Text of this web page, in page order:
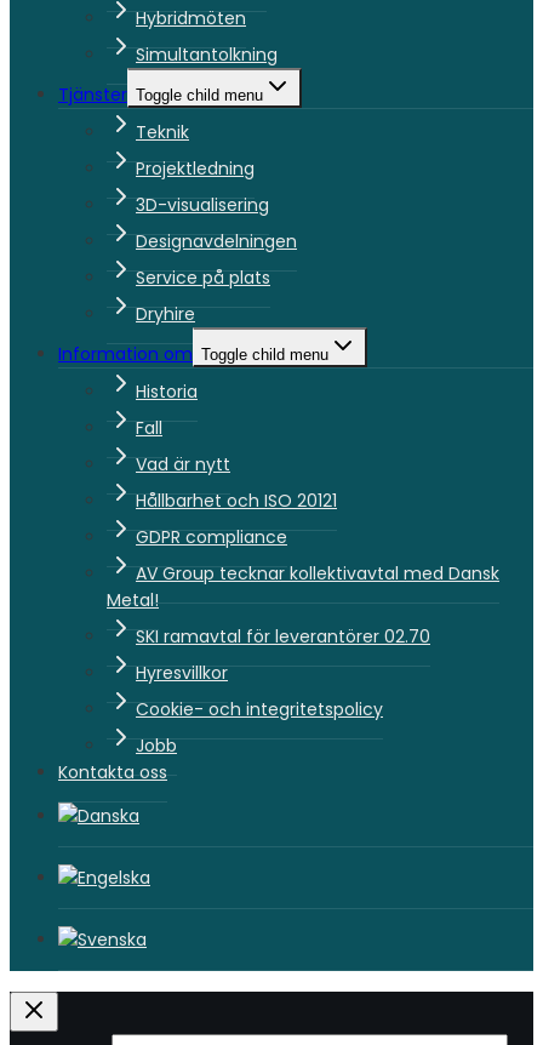
Hybridmöten
Simultantolkning
Tjänster Toggle child menu
Teknik
Projektledning
3D-visualisering
Designavdelningen
Service på plats
Dryhire
Information om Toggle child menu
Historia
Fall
Vad är nytt
Hållbarhet och ISO 20121
GDPR compliance
AV Group tecknar kollektivavtal med Dansk
Metal!
SKI ramavtal för leverantörer 02.70
Hyresvillkor
Cookie- och integritetspolicy
Jobb
Kontakta oss